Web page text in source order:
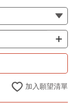
+
加入願望清單